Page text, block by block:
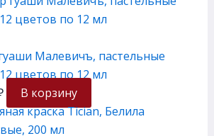
Малевичъ, пастельные
цветов по 12 мл
В корзину